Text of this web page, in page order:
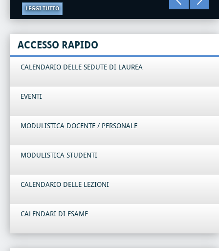
LEGGI TUTTO
ACCESSO RAPIDO
CALENDARIO DELLE SEDUTE DI LAUREA
EVENTI
MODULISTICA DOCENTE / PERSONALE
MODULISTICA STUDENTI
CALENDARIO DELLE LEZIONI
CALENDARI DI ESAME